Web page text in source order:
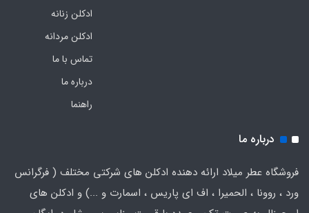
ادکلن زنانه
ادکلن مردانه
تماس با ما
درباره ما
راهنما
درباره ما
فروشگاه عطر میلاد ارائه دهنده ادکلن های شرکتی مختلف ( فرگرانس
ورد ، روونا ، الحمیرا ، اف ای پاریس ، اسمارت و ...) و ادکلن های